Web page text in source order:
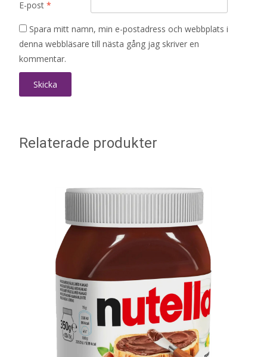
E-post *
Spara mitt namn, min e-postadress och webbplats i
denna webbläsare till nästa gång jag skriver en
kommentar.
Relaterade produkter